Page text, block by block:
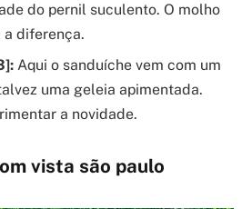
do pernil suculento. O molho
diferença.
Aqui o sanduíche vem com um
uma geleia apimentada.
a novidade.
vista são paulo